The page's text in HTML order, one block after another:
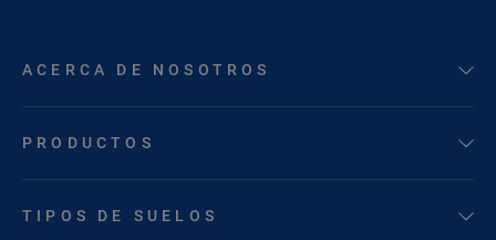
ACERCA DE NOSOTROS
PRODUCTOS
TIPOS DE SUELOS